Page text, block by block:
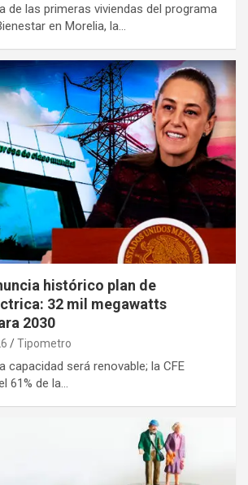
de las primeras viviendas del programa
en Morelia, la…
histórico plan de
32 mil megawatts
2030
Tipometro
capacidad será renovable; la CFE
61% de la…